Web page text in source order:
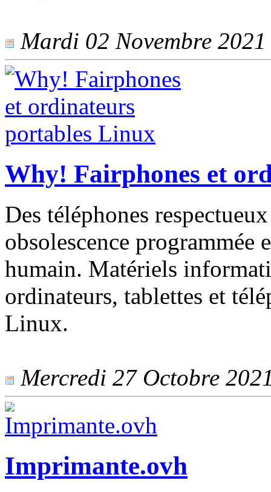
Mardi 02 Novembre
Why! Fairphones et
Des téléphones
obsolescence programmée
humain. Matériels
ordinateurs, tablettes et
Linux.
Mercredi 27 Octobre
Imprimante.ovh